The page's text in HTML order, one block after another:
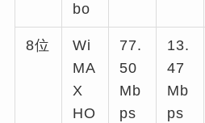
bo
8位
Wi
MA
X
HO
77.
50
Mb
ps
13.
47
Mb
ps